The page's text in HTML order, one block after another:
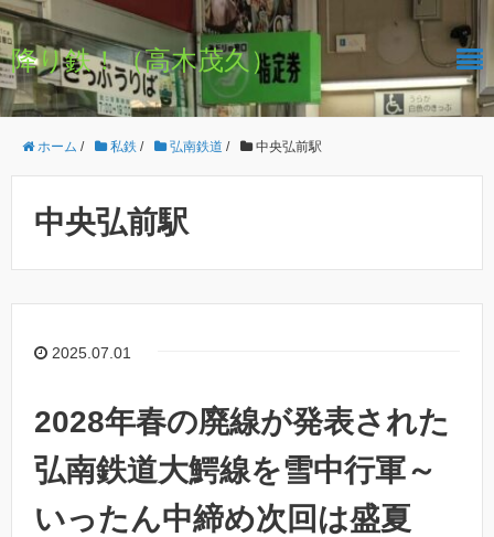
降り鉄！（高木茂久）
ホーム / 私鉄 / 弘南鉄道 / 中央弘前駅
中央弘前駅
2025.07.01
2028年春の廃線が発表された
弘南鉄道大鰐線を雪中行軍～
いったん中締め次回は盛夏